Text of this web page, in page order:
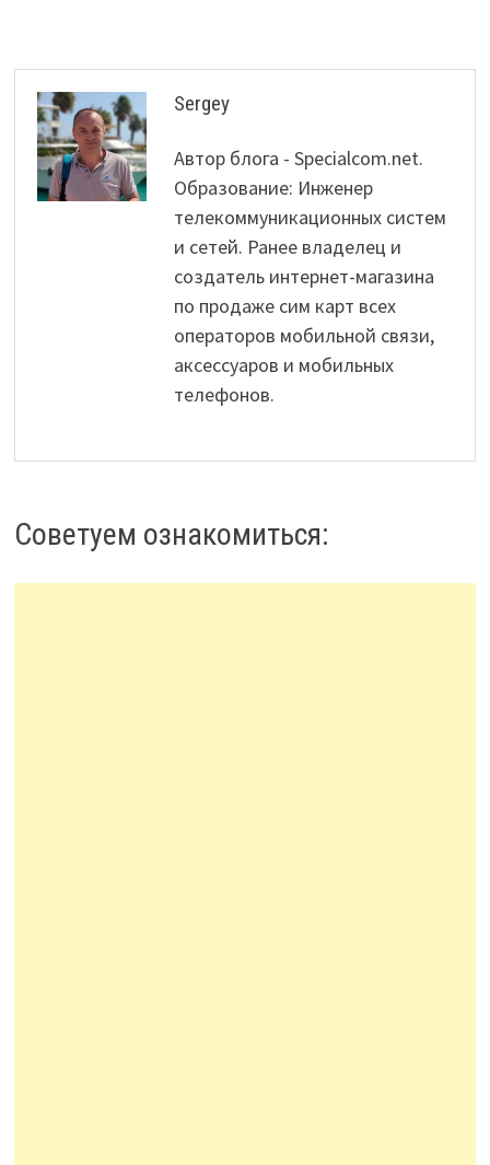
Sergey
Автор блога - Specialcom.net.
Образование: Инженер
телекоммуникационных систем
и сетей. Ранее владелец и
создатель интернет-магазина
по продаже сим карт всех
операторов мобильной связи,
аксессуаров и мобильных
телефонов.
Советуем ознакомиться: